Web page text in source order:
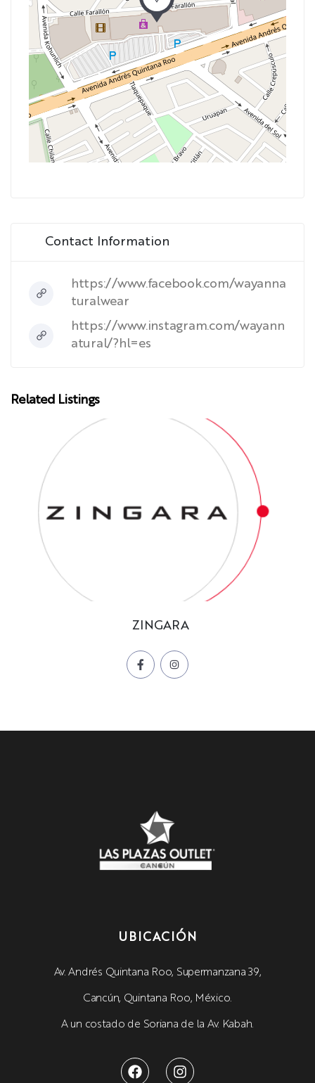
Contact Information
https://www.facebook.com/wayanna
turalwear
https://www.instagram.com/wayann
atural/?hl=es
Related Listings
ZINGARA
UBICACIÓN
Av. Andrés Quintana Roo, Supermanzana 39,
Cancún, Quintana Roo, México.
A un costado de Soriana de la Av. Kabah.